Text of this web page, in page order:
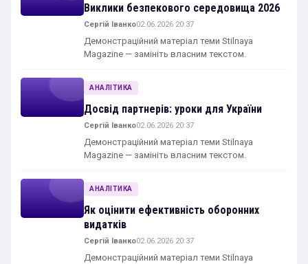
Виклики безпекового середовища 2026
Сергій Іванко02.06.2026 20:37
Демонстраційний матеріал теми Stilnaya
Magazine — замініть власним текстом.
АНАЛІТИКА
Досвід партнерів: уроки для України
Сергій Іванко02.06.2026 20:37
Демонстраційний матеріал теми Stilnaya
Magazine — замініть власним текстом.
АНАЛІТИКА
Як оцінити ефективність оборонних
видатків
Сергій Іванко02.06.2026 20:37
Демонстраційний матеріал теми Stilnaya